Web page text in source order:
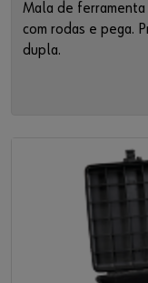
Mala de
com rodas e pega.
dupla.